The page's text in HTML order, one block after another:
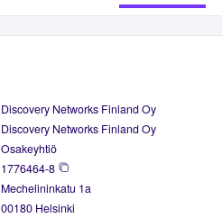
Discovery Networks Finland Oy
Discovery Networks Finland Oy
Osakeyhtiö
1776464-8
Mechelininkatu 1a
00180 Helsinki